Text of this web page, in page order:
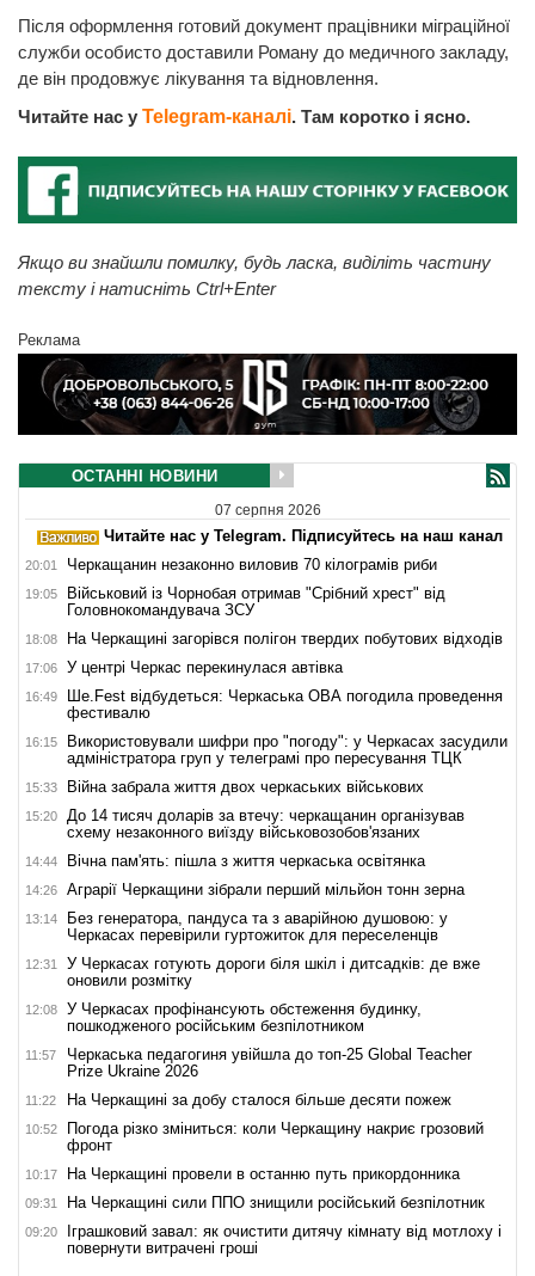
Після оформлення готовий документ працівники міграційної
служби особисто доставили Роману до медичного закладу,
де він продовжує лікування та відновлення.
Читайте нас у Telegram-каналі. Там коротко і ясно.
Якщо ви знайшли помилку, будь ласка, виділіть частину
тексту і натисніть Ctrl+Enter
Реклама
ОСТАННІ НОВИНИ
07 серпня 2026
Читайте нас у Telegram. Підписуйтесь на наш канал
20:01 Черкащанин незаконно виловив 70 кілограмів риби
19:05
Військовий із Чорнобая отримав "Срібний хрест" від
Головнокомандувача ЗСУ
18:08 На Черкащині загорівся полігон твердих побутових відходів
17:06 У центрі Черкас перекинулася автівка
16:49
Ше.Fest відбудеться: Черкаська ОВА погодила проведення
фестивалю
16:15
Використовували шифри про "погоду": у Черкасах засудили
адміністратора груп у телеграмі про пересування ТЦК
15:33 Війна забрала життя двох черкаських військових
15:20
До 14 тисяч доларів за втечу: черкащанин організував
схему незаконного виїзду військовозобов'язаних
14:44 Вічна пам'ять: пішла з життя черкаська освітянка
14:26 Аграрії Черкащини зібрали перший мільйон тонн зерна
13:14
Без генератора, пандуса та з аварійною душовою: у
Черкасах перевірили гуртожиток для переселенців
12:31
У Черкасах готують дороги біля шкіл і дитсадків: де вже
оновили розмітку
12:08
У Черкасах профінансують обстеження будинку,
пошкодженого російським безпілотником
11:57
Черкаська педагогиня увійшла до топ-25 Global Teacher
Prize Ukraine 2026
11:22 На Черкащині за добу сталося більше десяти пожеж
10:52
Погода різко зміниться: коли Черкащину накриє грозовий
фронт
10:17 На Черкащині провели в останню путь прикордонника
09:31 На Черкащині сили ППО знищили російський безпілотник
09:20
Іграшковий завал: як очистити дитячу кімнату від мотлоху і
повернути витрачені гроші